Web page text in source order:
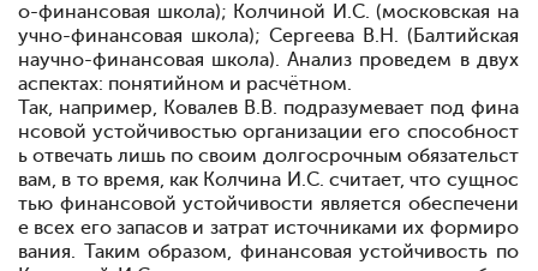
о-финансовая школа); Колчиной И.С. (московская на
учно-финансовая школа); Сергеева В.Н. (Балтийская
научно-финансовая школа). Анализ проведем в двух
аспектах: понятийном и расчётном.
Так, например, Ковалев В.В. подразумевает под фина
нсовой устойчивостьюорганизации его способност
ь отвечатьлишь посвоим долгосрочным обязательст
вам, в то время, как Колчина И.С. считает, что сущнос
тью финансовойустойчивости является обеспечени
е всех его запасов и затрат источниками их формиро
вания. Таким образом, финансовая устойчивость по